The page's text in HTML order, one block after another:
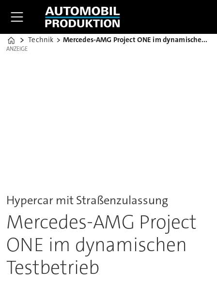
Home
Technik Mercedes-AMG Project ONE im dynamischen Testbetrieb
ANZEIGE
ANZEIGE
Hypercar mit Straßenzulassung
Mercedes-AMG Project
ONE im dynamischen
Testbetrieb